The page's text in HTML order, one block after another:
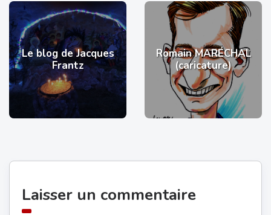
Le blog de Jacques
Frantz
Romain MARÉCHAL
(caricature)
Laisser un commentaire